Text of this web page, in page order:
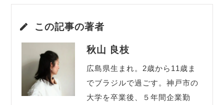
この記事の著者
秋山 良枝
広島県生まれ。2歳から11歳ま
でブラジルで過ごす。神戸市の
大学を卒業後、５年間企業勤